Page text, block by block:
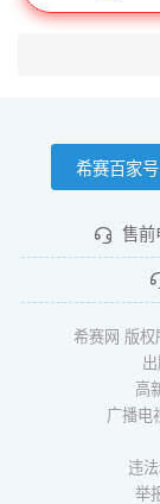
希赛百家号
售前
希赛网 版
高
广播电
违
举